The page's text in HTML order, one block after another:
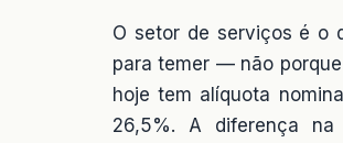
O setor de serviços é o
para temer — não porque
hoje tem alíquota
26,5%. A diferença